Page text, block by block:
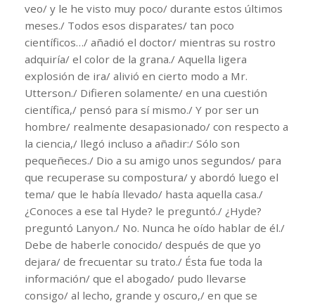
veo/ y le he visto muy poco/ durante estos últimos
meses./ Todos esos disparates/ tan poco
científicos…/ añadió el doctor/ mientras su rostro
adquiría/ el color de la grana./ Aquella ligera
explosión de ira/ alivió en cierto modo a Mr.
Utterson./ Difieren solamente/ en una cuestión
científica,/ pensó para sí mismo./ Y por ser un
hombre/ realmente desapasionado/ con respecto a
la ciencia,/ llegó incluso a añadir:/ Sólo son
pequeñeces./ Dio a su amigo unos segundos/ para
que recuperase su compostura/ y abordó luego el
tema/ que le había llevado/ hasta aquella casa./
¿Conoces a ese tal Hyde? le preguntó./ ¿Hyde?
preguntó Lanyon./ No. Nunca he oído hablar de él./
Debe de haberle conocido/ después de que yo
dejara/ de frecuentar su trato./ Ésta fue toda la
información/ que el abogado/ pudo llevarse
consigo/ al lecho, grande y oscuro,/ en que se